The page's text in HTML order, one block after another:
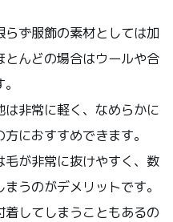
ず服飾の素材としては加
んどの場合はウールや合
非常に軽く、なめらかに
におすすめできます。
毛が非常に抜けやすく、数
うのがデメリットです。
してしまうこともあるの